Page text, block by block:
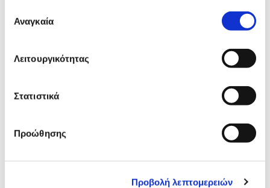
συγκατάθεσης
Αναγκαία
Λειτουργικότητας
Στατιστικά
Προώθησης
Προβολή λεπτομερειών
PRIMO CMP Τέμπερες 12 x